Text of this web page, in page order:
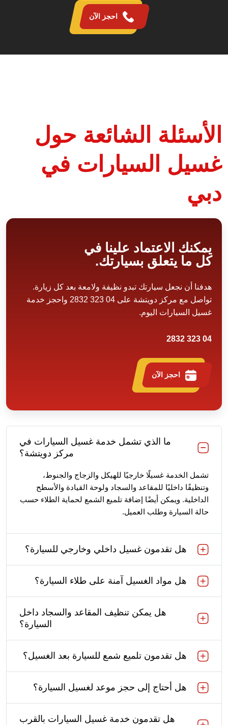
احجز الآن
الأسئلة الشائعة حول
غسيل السيارات في
دبي
ما الذي تشمل خدمة غسيل السيارات في
مركز دويتشة؟
تشمل الخدمة غسيلًا خارجيًا للهيكل والزجاج والجنوط،
وتنظيفًا داخليًا للمقاعد والسجاد ولوحة القيادة والأسطح
الداخلية. ويمكن أيضًا إضافة تلميع الشمع لحماية الطلاء حسب
حالة السيارة وطلب العميل.
هل تقدمون غسيل داخلي وخارجي للسيارة؟
هل مواد الغسيل آمنة على طلاء السيارة؟
هل يمكن تنظيف المقاعد والسجاد داخل
السيارة؟
هل تقدمون تلميع شمع للسيارة بعد الغسيل؟
هل أحتاج إلى حجز موعد لغسيل السيارة؟
هل تقدمون خدمة غسيل السيارات بالقرب
يمكنك الاعتماد علينا في
كل ما يتعلق بسيارتك.
هدفنا أن نجعل سيارتك تبدو نظيفة ولامعة بعد كل زيارة.
تواصل مع مركز دويتشة على 04 323 2832 واحجز خدمة
غسيل السيارات اليوم.
04 323 2832
احجز الآن